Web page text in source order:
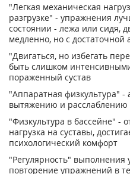
"Легкая механическая
разгрузке" - упражнения
состоянии - лежа или сидя,
медленно, но с достаточной
"Двигаться, но избегать
быть слишком
пораженный сустав
"Аппаратная физкультура"
вытяжению и расслаблению
"Физкультура в бассейне" -
нагрузка на суставы,
психологический комфорт
"Регулярность"
повторение упражнений в